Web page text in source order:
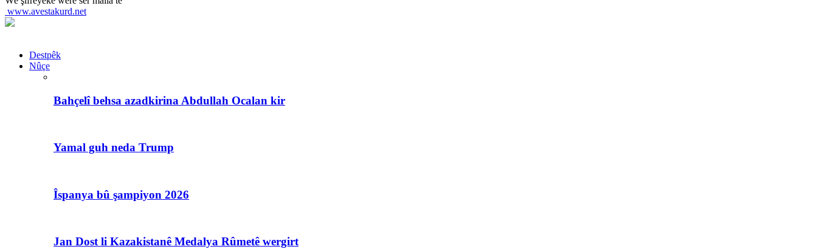
www.avestakurd.net
Destpêk
Nûçe
Bahçelî behsa azadkirina Abdullah Ocalan kir
Yamal guh neda Trump
Îspanya bû şampiyon 2026
Jan Dost li Kazakistanê Medalya Rûmetê wergirt